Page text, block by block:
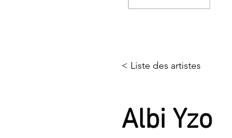
< Liste des artistes
Albi Yzo